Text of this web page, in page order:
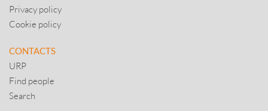
Privacy policy
Cookie policy
CONTACTS
URP
Find people
Search